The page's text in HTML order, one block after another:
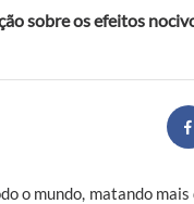
sobre os efeitos
o mundo, matando